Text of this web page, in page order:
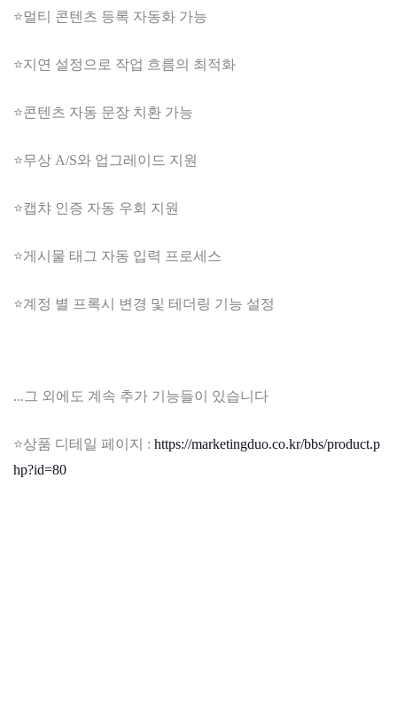
⭐멀티 콘텐츠 등록 자동화 가능
⭐지연 설정으로 작업 흐름의 최적화
⭐콘텐츠 자동 문장 치환 가능
⭐무상 A/S와 업그레이드 지원
⭐캡챠 인증 자동 우회 지원
⭐게시물 태그 자동 입력 프로세스
⭐계정 별 프록시 변경 및 테더링 기능 설정
...그 외에도 계속 추가 기능들이 있습니다
⭐상품 디테일 페이지 : https://marketingduo.co.kr/bbs/product.p
hp?id=80